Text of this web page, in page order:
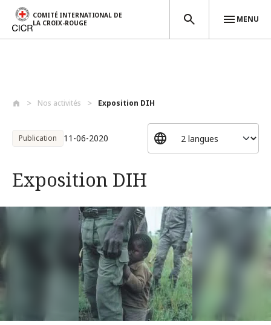
COMITÉ INTERNATIONAL DE
LA CROIX-ROUGE
MENU
Nos activités Exposition DIH
Publication 11-06-2020
Exposition DIH